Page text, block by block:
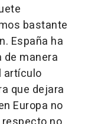
bastante
España ha
manera
artículo
que dejara
Europa no